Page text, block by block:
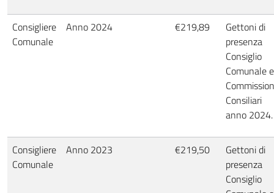
Consigliere
Comunale
Anno 2024 €219,89
Gettoni di
presenza
Consiglio
Comunale e
Consiliari
anno 2024.
Consigliere
Comunale
Anno 2023 €219,50
Gettoni di
presenza
Consiglio